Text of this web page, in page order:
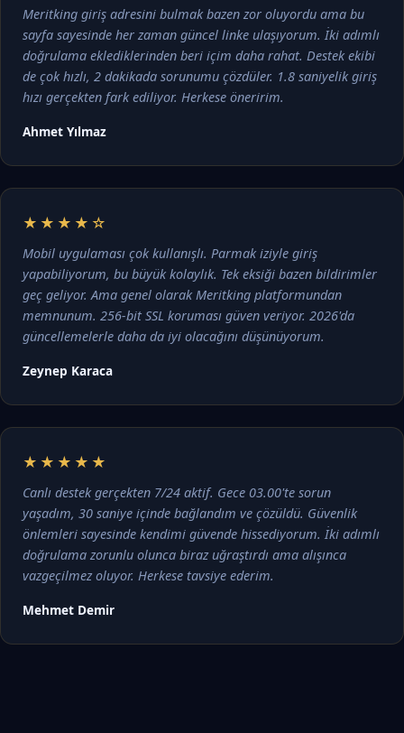
Meritking giriş adresini bulmak bazen zor oluyordu ama bu
sayfa sayesinde her zaman güncel linke ulaşıyorum. İki adımlı
doğrulama eklediklerinden beri içim daha rahat. Destek ekibi
de çok hızlı, 2 dakikada sorunumu çözdüler. 1.8 saniyelik giriş
hızı gerçekten fark ediliyor. Herkese öneririm.
Ahmet Yılmaz
★★★★☆
Mobil uygulaması çok kullanışlı. Parmak iziyle giriş
yapabiliyorum, bu büyük kolaylık. Tek eksiği bazen bildirimler
geç geliyor. Ama genel olarak Meritking platformundan
memnunum. 256-bit SSL koruması güven veriyor. 2026'da
güncellemelerle daha da iyi olacağını düşünüyorum.
Zeynep Karaca
★★★★★
Canlı destek gerçekten 7/24 aktif. Gece 03.00'te sorun
yaşadım, 30 saniye içinde bağlandım ve çözüldü. Güvenlik
önlemleri sayesinde kendimi güvende hissediyorum. İki adımlı
doğrulama zorunlu olunca biraz uğraştırdı ama alışınca
vazgeçilmez oluyor. Herkese tavsiye ederim.
Mehmet Demir